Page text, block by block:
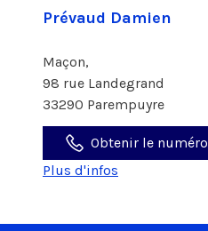
Prévaud Damien
Maçon,
98 rue Landegrand
33290 Parempuyre
Obtenir le numéro
Plus d'infos